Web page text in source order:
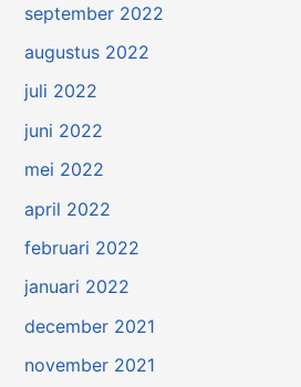
september 2022
augustus 2022
juli 2022
juni 2022
mei 2022
april 2022
februari 2022
januari 2022
december 2021
november 2021